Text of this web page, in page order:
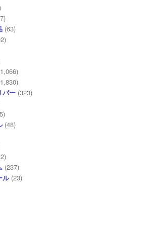
(63)
パー(323)
(48)
(237)
ル(23)